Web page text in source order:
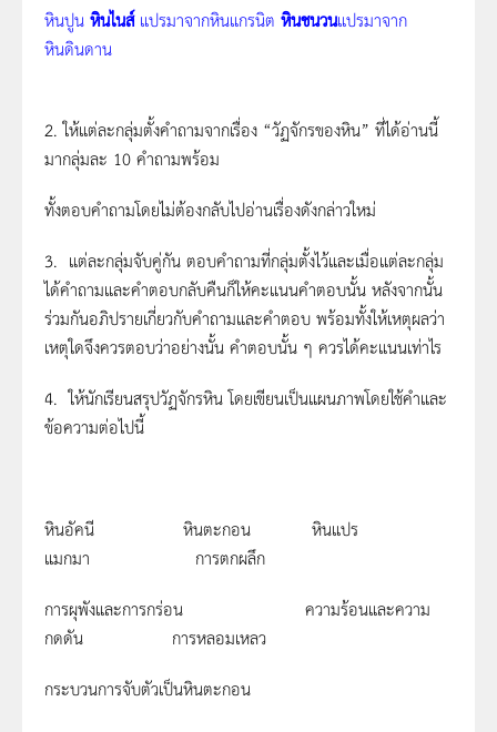
หินปูน หินไนส์แปรมาจากหินแกรนิต หินชนวนแปรมาจาก
หินดินดาน
2. ให้แต่ละกลุ่มตั้งคำถามจากเรื่อง “วัฏจักรของหิน” ที่ได้อ่านนี้
มากลุ่มละ 10 คำถามพร้อม
ทั้งตอบคำถามโดยไม่ต้องกลับไปอ่านเรื่องดังกล่าวใหม่
3. แต่ละกลุ่มจับคู่กัน ตอบคำถามที่กลุ่มตั้งไว้และเมื่อแต่ละกลุ่ม
ได้คำถามและคำตอบกลับคืนก็ให้คะแนนคำตอบนั้น หลังจากนั้น
ร่วมกันอภิปรายเกี่ยวกับคำถามและคำตอบ พร้อมทั้งให้เหตุผลว่า
เหตุใดจึงควรตอบว่าอย่างนั้น คำตอบนั้น ๆ ควรได้คะแนนเท่าไร
4. ให้นักเรียนสรุปวัฏจักรหิน โดยเขียนเป็นแผนภาพโดยใช้คำและ
ข้อความต่อไปนี้
หินอัคนี หินตะกอน หินแปร
แมกมา การตกผลึก
การผุพังและการกร่อน ความร้อนและความ
กดดัน การหลอมเหลว
กระบวนการจับตัวเป็นหินตะกอน